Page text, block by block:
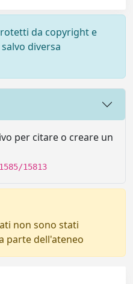
da copyright e
diversa
per citare o creare un
15813
non sono stati
parte dell'ateneo